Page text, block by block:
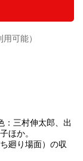
可能）
三村伸太郎、出
ほか。
廻り場面）の収